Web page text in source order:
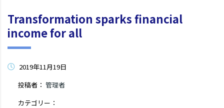
Transformation sparks financial
income for all
2019年11月19日
投稿者： 管理者
カテゴリー：